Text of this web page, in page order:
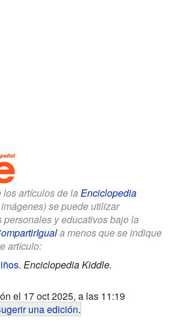
los artículos de la Enciclopedia
se puede utilizar
y educativos bajo la
a menos que se indique
artículo:
. Enciclopedia Kiddle.
el 17 oct 2025, a las 11:19
una edición.